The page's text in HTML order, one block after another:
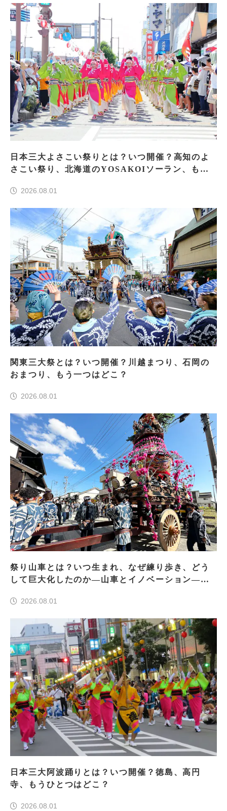
日本三大よさこい祭りとは？いつ開催？高知のよ
さこい祭り、北海道のYOSAKOIソーラン、もう
2026.08.01
関東三大祭とは？いつ開催？川越まつり、石岡の
おまつり、もう一つはどこ？
2026.08.01
祭り山車とは？いつ生まれ、なぜ練り歩き、どう
して巨大化したのか―山車とイノベーション―＜
2026.08.01
日本三大阿波踊りとは？いつ開催？徳島、高円
寺、もうひとつはどこ？
2026.08.01